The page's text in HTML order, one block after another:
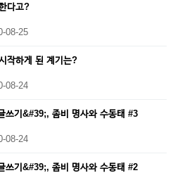
다고?
08-25
작하게 된 계기는?
08-24
쓰기&#39;, 좀비 명사와 수동태 #3
08-24
쓰기&#39;, 좀비 명사와 수동태 #2